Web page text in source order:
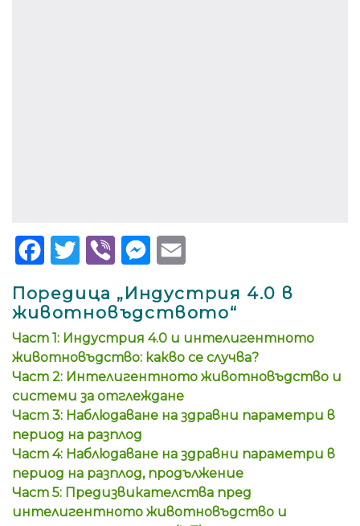
FacebookTwitterViber Messenger
Поредица „Индустрия 4.0 в
животновъдството“
Част 1: Индустрия 4.0 и интелигентното
животновъдство: какво се случва?
Част 2: Интелигентното животновъдство и
системи за отглеждане
Част 3: Наблюдаване на здравни параметри в
период на разплод
Част 4: Наблюдаване на здравни параметри в
период на разплод, продължение
Част 5: Предизвикателства пред
интелигентното животновъдство и